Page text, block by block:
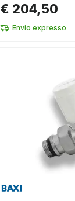
€ 204,50
Envio expresso